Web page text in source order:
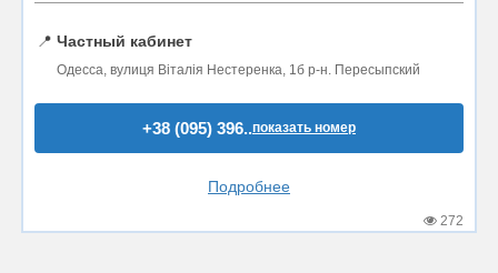
📍 Частный кабинет
Одесса, вулиця Віталія Нестеренка, 1б р-н. Пересыпский
+38 (095) 396..показать номер
Подробнее
272